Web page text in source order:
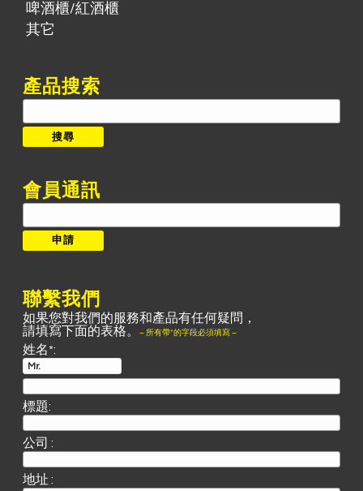
啤酒櫃/紅酒櫃
其它
產品搜索
尋:
搜尋
會員通訊
聯繫我們
如果您對我們的服務和產品有任何疑問，
請填寫下面的表格。– 所有帶*的字段必須填寫 –
姓名*:
標題:
公司 :
地址 :